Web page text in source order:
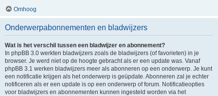
Omhoog
Onderwerpabonnementen en bladwijzers
Wat is het verschil tussen een bladwijzer en abonnement?
In phpBB 3.0 werkten bladwijzers zoals de bladwijzers (of favorieten) in je
browser. Je werd niet op de hoogte gebracht als er een update was. Vanaf
phpBB 3.1 werken bladwijzers meer als abonneren op een onderwerp. Je kunt
een notificatie krijgen als het onderwerp is geüpdate. Abonneren zal je echter
notificeren als er een update is op een onderwerp of forum. Notificatieopties
voor bladwijzers en abonnementen kunnen ingesteld worden via het